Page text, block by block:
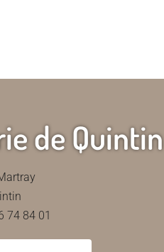
de Quintin
74 84 01